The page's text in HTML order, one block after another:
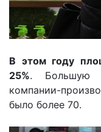
В этом году
25%. Большую
компании-
было более 70.